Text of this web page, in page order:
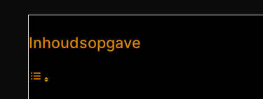
Inhoudsopgave